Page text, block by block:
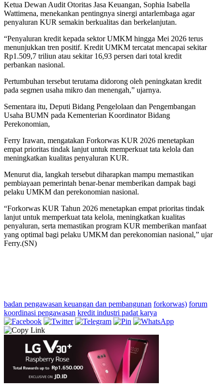
Ketua Dewan Audit Otoritas Jasa Keuangan, Sophia Isabella
Wattimena, menekankan pentingnya sinergi antarlembaga agar
penyaluran KUR semakin berkualitas dan berkelanjutan.
“Penyaluran kredit kepada sektor UMKM hingga Mei 2026 terus
menunjukkan tren positif. Kredit UMKM tercatat mencapai sekitar
Rp1.509,7 triliun atau sekitar 16,93 persen dari total kredit
perbankan nasional.
Pertumbuhan tersebut terutama didorong oleh peningkatan kredit
pada segmen usaha mikro dan menengah,” ujarnya.
Sementara itu, Deputi Bidang Pengelolaan dan Pengembangan
Usaha BUMN pada Kementerian Koordinator Bidang
Perekonomian,
Ferry Irawan, mengatakan Forkorwas KUR 2026 menetapkan
empat prioritas tindak lanjut untuk memperkuat tata kelola dan
meningkatkan kualitas penyaluran KUR.
Menurut dia, langkah tersebut diharapkan mampu memastikan
pembiayaan pemerintah benar-benar memberikan dampak bagi
pelaku UMKM dan perekonomian nasional.
“Forkorwas KUR Tahun 2026 menetapkan empat prioritas tindak
lanjut untuk memperkuat tata kelola, meningkatkan kualitas
penyaluran, serta memastikan program KUR memberikan manfaat
yang optimal bagi pelaku UMKM dan perekonomian nasional,” ujar
Ferry.(SN)
badan pengawasan keuangan dan pembangunan forkorwas) forum
koordinasi pengawasan kredit industri padat karya